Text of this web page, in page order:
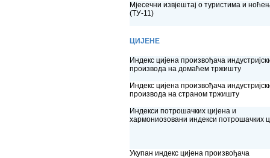
Мјесечни извјештај о туристима и
(ТУ-11)
ЦИЈЕНЕ
Индекс цијена произвођача
производа на домаћем тржишту
Индекс цијена произвођача
производа на страном тржишту
Индекси потрошачких цијена и
хармониозовани индекси потрошачких
Укупан индекс цијена произвођача